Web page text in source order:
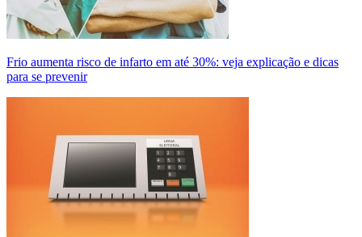
Frio aumenta risco de infarto em até 30%: veja explicação e dicas
para se prevenir